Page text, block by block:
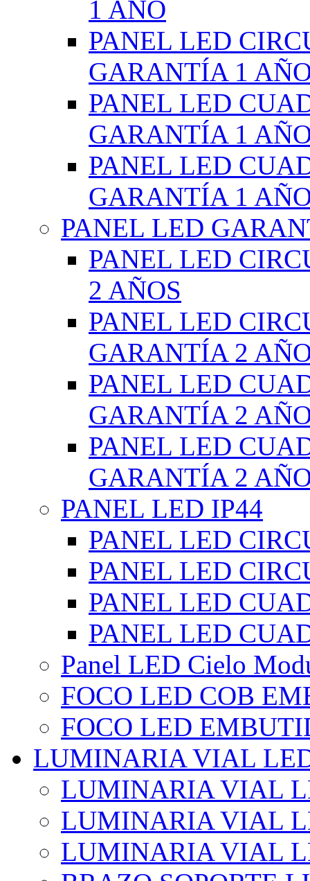
1 AÑO
PANEL LED
GARANTÍA 1
PANEL LED
GARANTÍA 1
PANEL LED
GARANTÍA 1
PANEL LED
PANEL LED
2 AÑOS
PANEL LED
GARANTÍA 2
PANEL LED
GARANTÍA 2
PANEL LED
GARANTÍA 2
PANEL LED IP44
PANEL LED
PANEL LED
PANEL LED
PANEL LED
Panel LED Cielo
FOCO LED COB
FOCO LED
LUMINARIA VIAL
LUMINARIA VIAL
LUMINARIA VIAL
LUMINARIA VIAL